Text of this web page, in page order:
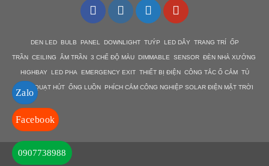
DEN LED BULB PANEL DOWNLIGHT TUÝP LED DÂY TRANG TRÍ ỐP
TRẦN CEILING ÂM TRẦN 3 CHẾ ĐỘ MÀU DIMMABLE SENSOR ĐÈN NHÀ XƯỞNG
HIGHBAY LED PHA EMERGENCY EXIT THIẾT BỊ ĐIỆN CÔNG TẮC Ổ CẮM TỦ
ĐIỆN QUẠT HÚT ỐNG LUỒN PHÍCH CẮM CÔNG NGHIỆP SOLAR ĐIỆN MẶT TRỜI
Zalo
Facebook
0907738988